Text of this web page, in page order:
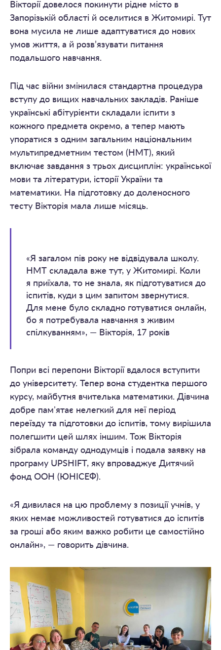
Вікторії довелося покинути рідне місто в
Запорізькій області й оселитися в Житомирі. Тут
вона мусила не лише адаптуватися до нових
умов життя, а й розв’язувати питання
подальшого навчання.
Під час війни змінилася стандартна процедура
вступу до вищих навчальних закладів. Раніше
українські абітурієнти складали іспити з
кожного предмета окремо, а тепер мають
упоратися з одним загальним національним
мультипредметним тестом (НМТ), який
включає завдання з трьох дисциплін: української
мови та літератури, історії України та
математики. На підготовку до доленосного
тесту Вікторія мала лише місяць.
«Я загалом пів року не відвідувала школу.
НМТ складала вже тут, у Житомирі. Коли
я приїхала, то не знала, як підготуватися до
іспитів, куди з цим запитом звернутися.
Для мене було складно готуватися онлайн,
бо я потребувала навчання з живим
спілкуванням», — Вікторія, 17 років
Попри всі перепони Вікторії вдалося вступити
до університету. Тепер вона студентка першого
курсу, майбутня вчителька математики. Дівчина
добре памʼятає нелегкий для неї період
переїзду та підготовки до іспитів, тому вирішила
полегшити цей шлях іншим. Тож Вікторія
зібрала команду однодумців і подала заявку на
програму UPSHIFT, яку впроваджує Дитячий
фонд ООН (ЮНІСЕФ).
«Я дивилася на цю проблему з позиції учнів, у
яких немає можливостей готуватися до іспитів
за гроші або яким важко робити це самостійно
онлайн», — говорить дівчина.